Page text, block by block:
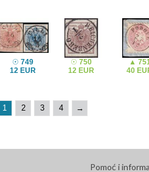
☉ 749
12 EUR
☉ 750
12 EUR
▲
40
1 2 3 4 →
Pomoć i